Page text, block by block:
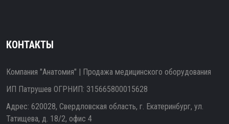
КОНТАКТЫ
Компания "Анатомия" | Продажа медицинского оборудования
ИП Патрушев ОГРНИП: 315665800015628
Адрес: 620028, Свердловская область, г. Екатеринбург, ул.
Татищева, д. 18/2, офис 4